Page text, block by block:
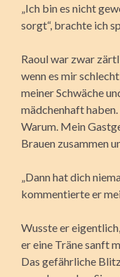
„Ich bin es nicht
sorgt“, brachte ich
Raoul war zwar
wenn es mir
meiner Schwäche
mädchenhaft
Warum. Mein
Brauen zusammen
„Dann hat dich
kommentierte er
Wusste er
er eine Träne sanft
Das gefährliche